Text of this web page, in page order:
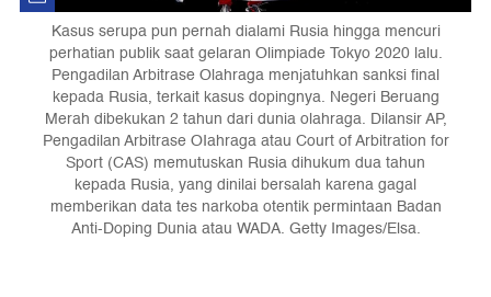
Kasus serupa pun pernah dialami Rusia hingga mencuri
perhatian publik saat gelaran Olimpiade Tokyo 2020 lalu.
Pengadilan Arbitrase Olahraga menjatuhkan sanksi final
kepada Rusia, terkait kasus dopingnya. Negeri Beruang
Merah dibekukan 2 tahun dari dunia olahraga. Dilansir AP,
Pengadilan Arbitrase OIahraga atau Court of Arbitration for
Sport (CAS) memutuskan Rusia dihukum dua tahun
kepada Rusia, yang dinilai bersalah karena gagal
memberikan data tes narkoba otentik permintaan Badan
Anti-Doping Dunia atau WADA. Getty Images/Elsa.